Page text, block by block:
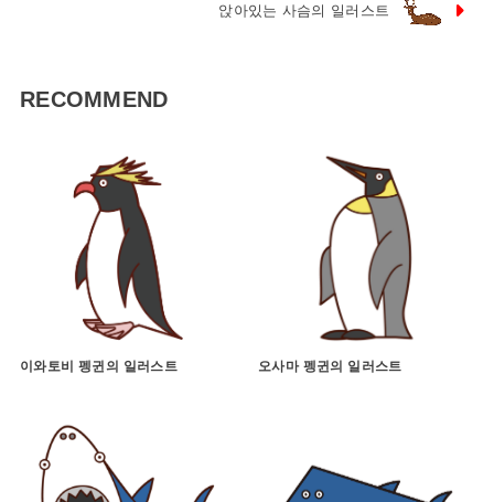
앉아있는 사슴의 일러스트
RECOMMEND
이와토비 펭귄의 일러스트 오사마 펭귄의 일러스트